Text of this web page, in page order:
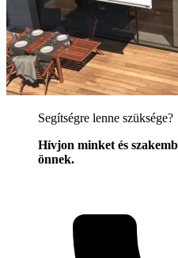
Segítségre lenne szüksége?
Hívjon minket és
önnek.